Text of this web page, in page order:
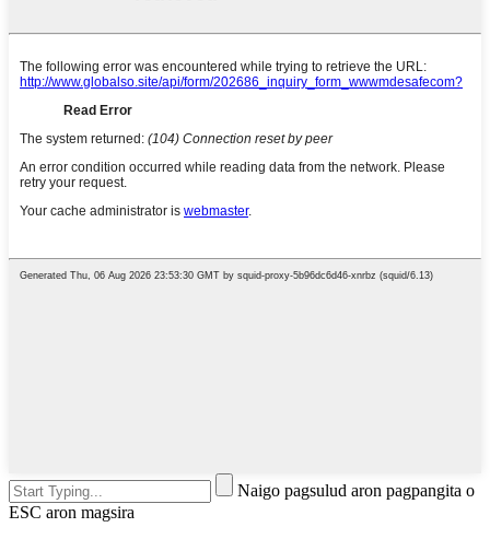
Naigo pagsulud aron pagpangita o
ESC aron magsira